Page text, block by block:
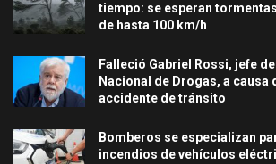
tiempo: se esperan
de hasta 100 km/h
Falleció Gabriel Rossi, jefe
Nacional de Drogas, a causa
accidente de tránsito
Bomberos se especializan
incendios de vehículos